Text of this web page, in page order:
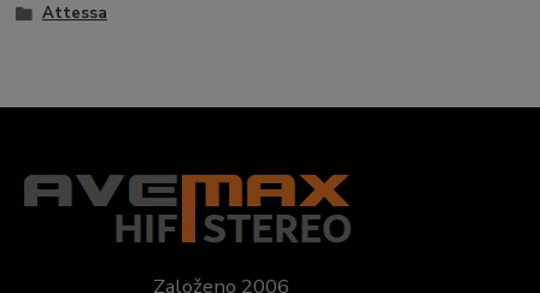
Attessa
Založeno 2006